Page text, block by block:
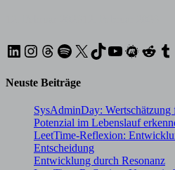
LinkedIn
Instagram
Threads
Spotify
X TikTok
YouTube
Meetup
Neuste Beiträge
SysAdminDay:
Potenzial im Lebenslauf
LeetTime-Reflexion:
Entscheidung
Entwicklung durch Resonanz